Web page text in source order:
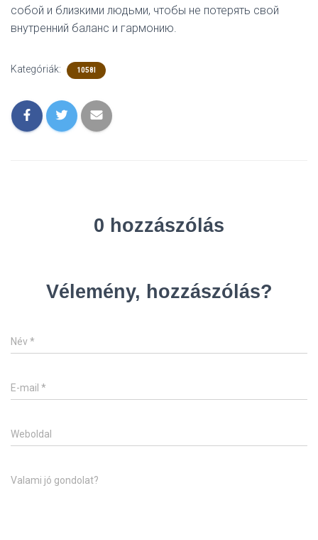
собой и близкими людьми, чтобы не потерять свой
внутренний баланс и гармонию.
Kategóriák: 1058I
0 hozzászólás
Vélemény, hozzászólás?
Név*
E-mail *
Weboldal
Valami jó gondolat?